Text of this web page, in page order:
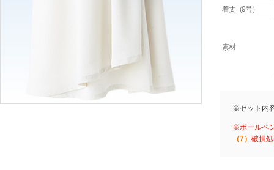
着丈（9号）
素材
※セット内
※ボールペ
（7） 破損